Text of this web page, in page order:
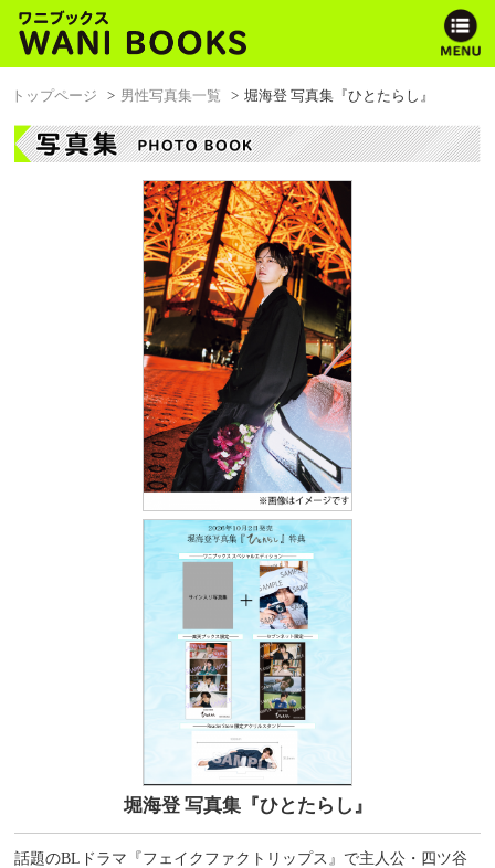
トップページ 男性写真集一覧 堀海登 写真集『ひとたらし』
堀海登 写真集『ひとたらし』
話題のBLドラマ『フェイクファクトリップス』で主人公・四ツ谷